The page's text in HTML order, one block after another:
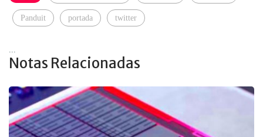
Panduit portada twitter
Notas Relacionadas